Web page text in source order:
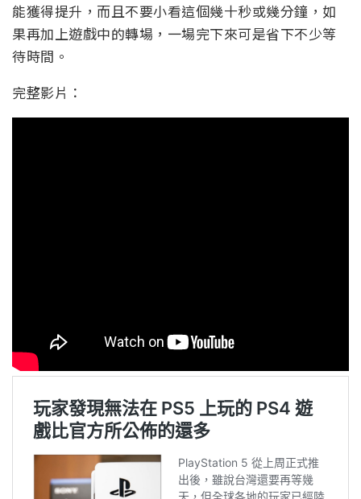
能獲得提升，而且不要小看這個幾十秒或幾分鐘，如
果再加上遊戲中的轉場，一場完下來可是省下不少等
待時間。
完整影片：